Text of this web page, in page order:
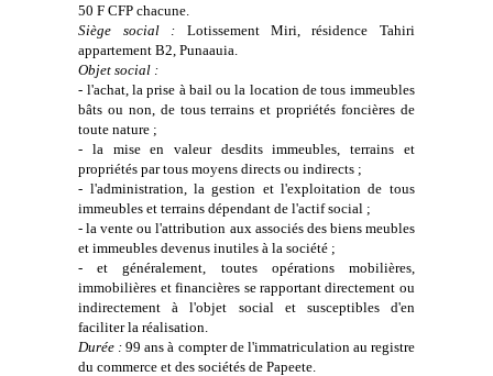
50 F CFP chacune.
Siège social : Lotissement Miri, résidence Tahiri
appartement B2, Punaauia.
Objet social :
- l'achat, la prise à bail ou la location de tous immeubles
bâts ou non, de tous terrains et propriétés foncières de
toute nature ;
- la mise en valeur desdits immeubles, terrains et
propriétés par tous moyens directs ou indirects ;
- l'administration, la gestion et l'exploitation de tous
immeubles et terrains dépendant de l'actif social ;
- la vente ou l'attribution aux associés des biens meubles
et immeubles devenus inutiles à la société ;
- et généralement, toutes opérations mobilières,
immobilières et financières se rapportant directement ou
indirectement à l'objet social et susceptibles d'en
faciliter la réalisation.
Durée : 99 ans à compter de l'immatriculation au registre
du commerce et des sociétés de Papeete.